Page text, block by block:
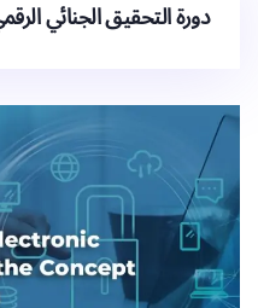
دورة التحقيق الجنائي